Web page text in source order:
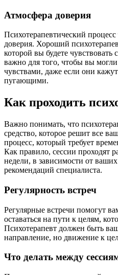
Атмосфера доверия
Психотерапевтический процесс
доверия. Хороший
которой вы будете чувствовать
важно для того, чтобы вы
чувствами, даже если они
пугающими.
Как проходить
Важно понимать, что
средство, которое решит все
процесс, который требует
Как правило, сессии проходят
недели, в зависимости от
рекомендаций специалиста.
Регулярность встреч
Регулярные встречи помогут
оставаться на пути к целям,
Психотерапевт должен быть
направление, но движение к
Что делать между